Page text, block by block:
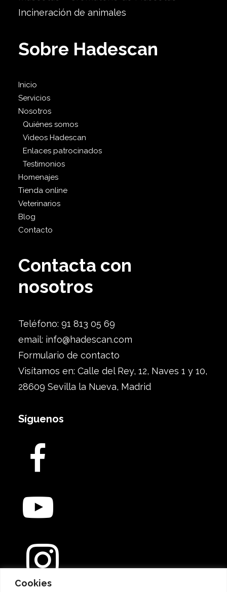
Cookies
Incineración de animales
Sobre Hadescan
Inicio
Servicios
Nosotros
Quiénes somos
Videos Hadescan
Enlaces patrocinados
Testimonios
Homenajes
Tienda online
Veterinarios
Blog
Contacto
Contacta con
nosotros
Teléfono: 91 813 05 69
email: info@hadescan.com
Formulario de contacto
Visítamos en: Calle del Rey, 12, Naves 1 y 10,
28609 Sevilla la Nueva, Madrid
Síguenos